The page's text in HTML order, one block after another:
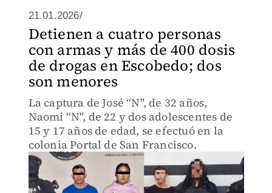
21.01.2026/
Detienen a cuatro personas
con armas y más de 400 dosis
de drogas en Escobedo; dos
son menores
La captura de José “N", de 32 años,
Naomi “N", de 22 y dos adolescentes de
15 y 17 años de edad, se efectuó en la
colonia Portal de San Francisco.